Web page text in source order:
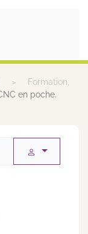
Formation,
en poche.